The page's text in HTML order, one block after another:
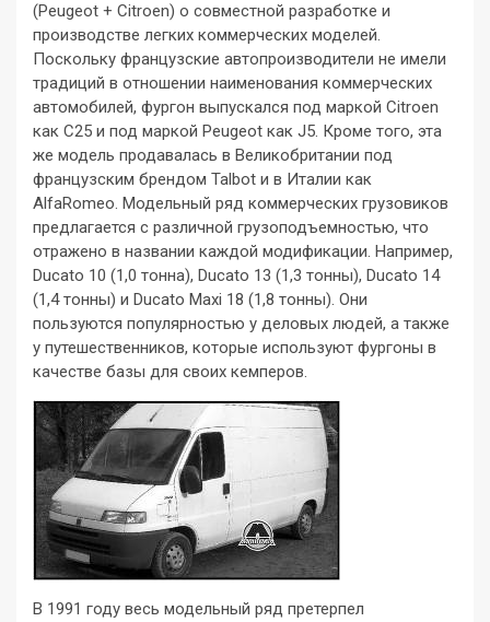
(Peugeot + Citroen) о совместной разработке и
производстве легких коммерческих моделей.
Поскольку французские автопроизводители не имели
традиций в отношении наименования коммерческих
автомобилей, фургон выпускался под маркой Citroen
как C25 и под маркой Peugeot как J5. Кроме того, эта
же модель продавалась в Великобритании под
французским брендом Talbot и в Италии как
AlfaRomeo. Модельный ряд коммерческих грузовиков
предлагается с различной грузоподъемностью, что
отражено в названии каждой модификации. Например,
Ducato 10 (1,0 тонна), Ducato 13 (1,3 тонны), Ducato 14
(1,4 тонны) и Ducato Maxi 18 (1,8 тонны). Они
пользуются популярностью у деловых людей, а также
у путешественников, которые используют фургоны в
качестве базы для своих кемперов.
В 1991 году весь модельный ряд претерпел